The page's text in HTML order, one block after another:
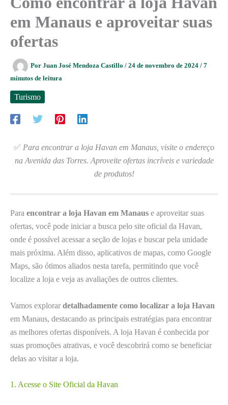
em Manaus e aproveitar suas
ofertas
Por Juan José Mendoza Castillo / 24 de novembro de 2024 / 7
minutos de leitura
Turismo
✅ Para encontrar a loja Havan em Manaus, visite o endereço
na Avenida das Torres. Aproveite ofertas incríveis e variedade
de produtos!
Para encontrar a loja Havan em Manaus e aproveitar suas
ofertas, você pode iniciar a busca pelo site oficial da Havan,
onde é possível acessar a seção de lojas e buscar pela unidade
mais próxima. Além disso, aplicativos de mapas, como Google
Maps, são ótimos aliados nesta tarefa, permitindo que você
localize a loja e veja as avaliações de outros clientes.
Vamos explorar detalhadamente como localizar a loja Havan
em Manaus, destacando as principais estratégias para encontrar
as melhores ofertas disponíveis. A loja Havan é conhecida por
suas promoções atrativas, e você descobrirá como se beneficiar
delas ao visitar a loja.
1. Acesse o Site Oficial da Havan